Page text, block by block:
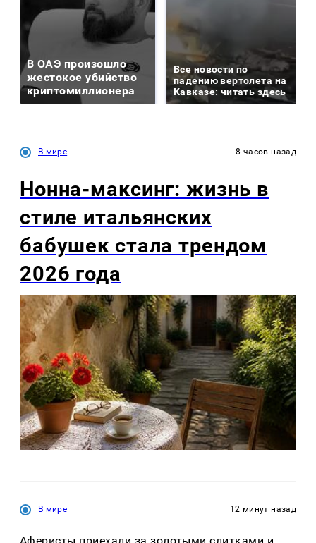
В ОАЭ произошло
жестокое убийство
криптомиллионера
Все новости по
падению вертолета на
Кавказе: читать здесь
В мире 8 часов назад
Нонна-максинг: жизнь в
стиле итальянских
бабушек стала трендом
2026 года
В мире 12 минут назад